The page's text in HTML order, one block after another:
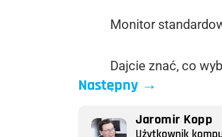
Monitor
Dajcie znać, co
Następny →
Jaromir Kopp